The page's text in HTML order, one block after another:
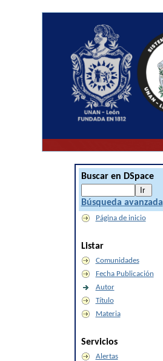
Buscar en DSpace
Búsqueda avanzada
Página de inicio
Listar
Comunidades
Fecha Publicación
Autor
Título
Materia
Servicios
Alertas